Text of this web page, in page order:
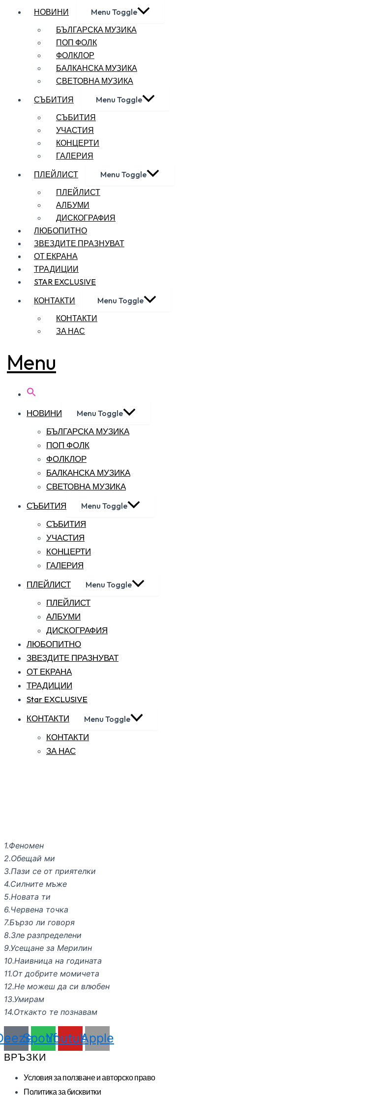
НОВИНИ
Menu Toggle
БЪЛГАРСКА МУЗИКА
ПОП ФОЛК
ФОЛКЛОР
БАЛКАНСКА МУЗИКА
СВЕТОВНА МУЗИКА
СЪБИТИЯ
Menu Toggle
СЪБИТИЯ
УЧАСТИЯ
КОНЦЕРТИ
ГАЛЕРИЯ
ПЛЕЙЛИСТ
Menu Toggle
ПЛЕЙЛИСТ
АЛБУМИ
ДИСКОГРАФИЯ
ЛЮБОПИТНО
ЗВЕЗДИТЕ ПРАЗНУВАТ
ОТ ЕКРАНА
ТРАДИЦИИ
STAR EXCLUSIVE
КОНТАКТИ
Menu Toggle
КОНТАКТИ
ЗА НАС
Menu
НОВИНИ Menu Toggle
БЪЛГАРСКА МУЗИКА
ПОП ФОЛК
ФОЛКЛОР
БАЛКАНСКА МУЗИКА
СВЕТОВНА МУЗИКА
СЪБИТИЯ
Menu Toggle
СЪБИТИЯ
УЧАСТИЯ
КОНЦЕРТИ
ГАЛЕРИЯ
ПЛЕЙЛИСТ
Menu Toggle
ПЛЕЙЛИСТ
АЛБУМИ
ДИСКОГРАФИЯ
ЛЮБОПИТНО
ЗВЕЗДИТЕ ПРАЗНУВАТ
ОТ ЕКРАНА
ТРАДИЦИИ
Star EXCLUSIVE
КОНТАКТИ
Menu Toggle
КОНТАКТИ
ЗА НАС
1.Феномен
2.Обещай ми
3.Пази се от приятелки
4.Силните мъже
5.Новата ти
6.Червена точка
7.Бързо ли говоря
8.Зле разпределени
9.Усещане за Мерилин
10.Наивница на годината
11.От добрите момичета
12.Не можеш да си влюбен
13.Умирам
14.Откакто те познавам
SpotifyYoutubeApple
ВРЪЗКИ
Условия за ползване и авторско право
Политика за бисквитки